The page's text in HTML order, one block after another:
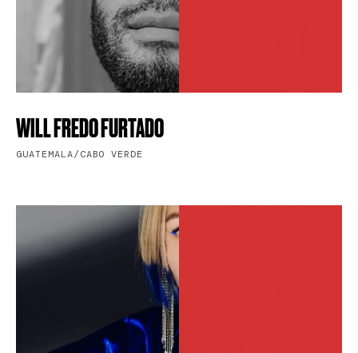
WILL FREDO FURTADO
GUATEMALA/CABO VERDE